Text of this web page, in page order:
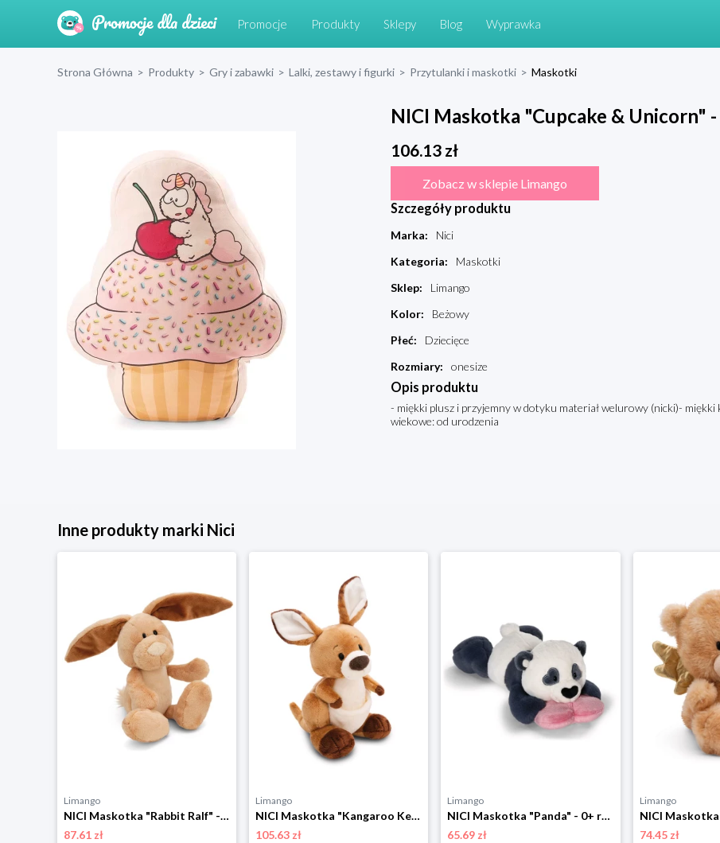
Promocje Produkty Sklepy Blog Wyprawka
Strona Główna > Produkty > Gry i zabawki > Lalki, zestawy i figurki > Przytulanki i maskotki > Maskotki
NICI Maskotka "Cupcake & Unicorn"
106.13zł
Zobacz w sklepie Limango
Szczegóły produktu
Marka:
Nici
Kategoria:
Maskotki
Sklep:
Limango
Kolor:
Beżowy
Płeć:
Dziecięce
Rozmiary: onesize
Opis produktu
- miękki plusz i przyjemny w dotyku materiał welurowy (nicki)-
wiekowe: od urodzenia
Inne produkty marki Nici
Limango
NICI Maskotka "Rabbit Ralf" - 0+ rozmiar: onesize
87.61 zł
Limango
NICI Maskotka "Kangaroo Kelly" - 0+ rozmiar: onesize
105.63 zł
Limango
NICI Maskotka "Panda" - 0+ rozmiar: onesize
65.69 zł
Limango
74.45 zł